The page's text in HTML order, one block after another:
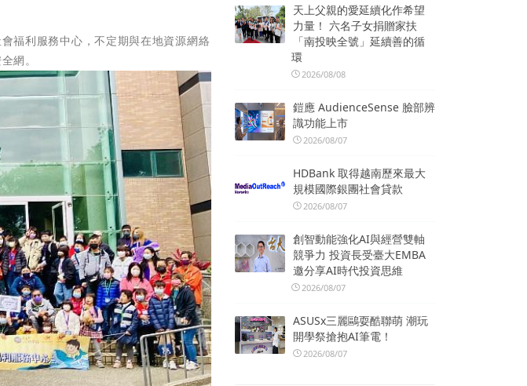
福利服務中心，不定期與在地資源網絡
網。
天上父親的愛延續化作希望
力量！ 六名子女捐贈家扶
「南投映全號」延續善的循
環
2026/08/08
鎧應 AudienceSense 臉部辨
識功能上市
2026/08/07
HDBank 取得越南歷來最大
規模國際銀團社會貸款
2026/08/07
創智動能強化AI與經營雙軸
競爭力 投資長受臺大EMBA
邀分享AI時代投資思維
2026/08/07
ASUSx三麗鷗耍酷聯萌 潮玩
開學祭搶抱AI筆電！
2026/08/07